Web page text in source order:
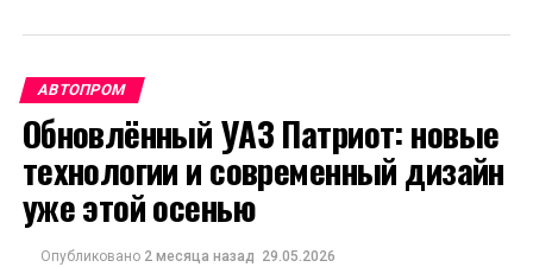
АВТОПРОМ
Обновлённый УАЗ Патриот: новые
технологии и современный дизайн
уже этой осенью
Опубликовано 2 месяца назад 29.05.2026